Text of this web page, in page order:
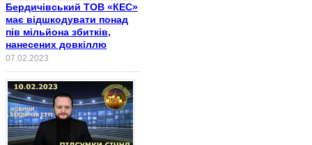
Бердичівський ТОВ «КЕС»
має відшкодувати понад
пів мільйона збитків,
нанесених довкіллю
07.02.2023